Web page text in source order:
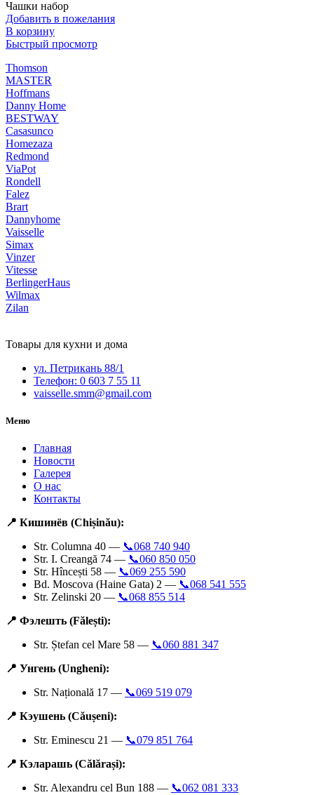
Чашки набор
Добавить в пожелания
В корзину
Быстрый просмотр
Thomson
MASTER
Hoffmans
Danny Home
BESTWAY
Casasunco
Homezaza
Redmond
ViaPot
Rondell
Falez
Brart
Dannyhome
Vaisselle
Simax
Vinzer
Vitesse
BerlingerHaus
Wilmax
Zilan
Товары для кухни и дома
ул. Петрикань 88/1
Телефон: 0 603 7 55 11
vaisselle.smm@gmail.com
Меню
Главная
Новости
Галерея
О нас
Контакты
📍 Кишинёв (Chișinău):
Str. Columna 40 — 📞068 740 940
Str. I. Creangă 74 — 📞060 850 050
Str. Hîncești 58 — 📞069 255 590
Bd. Moscova (Haine Gata) 2 — 📞068 541 555
Str. Zelinski 20 — 📞068 855 514
📍 Фэлешть (Fălești):
Str. Ștefan cel Mare 58 — 📞060 881 347
📍 Унгень (Ungheni):
Str. Națională 17 — 📞069 519 079
📍 Кэушень (Căușeni):
Str. Eminescu 21 — 📞079 851 764
📍 Кэларашь (Călărași):
Str. Alexandru cel Bun 188 — 📞062 081 333